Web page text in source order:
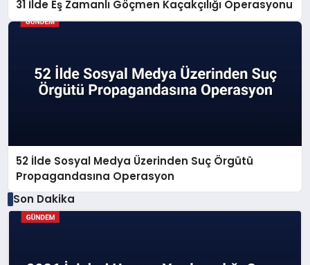
31 İlde Eş Zamanlı Göçmen Kaçakçılığı Operasyonu
52 İlde Sosyal Medya Üzerinden Suç Örgütü
Propagandasına Operasyon
Son Dakika